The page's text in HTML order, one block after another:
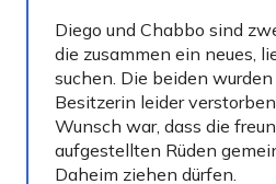
Diego und Chabbo sind
die zusammen ein neues,
suchen. Die beiden
Besitzerin leider
Wunsch war, dass die
aufgestellten Rüden
Daheim ziehen dürfen.